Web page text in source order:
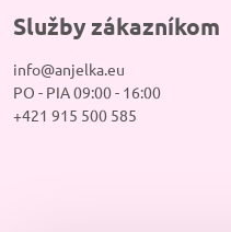
Služby zákazníkom
info@anjelka.eu
PO - PIA 09:00 - 16:00
+421 915 500 585